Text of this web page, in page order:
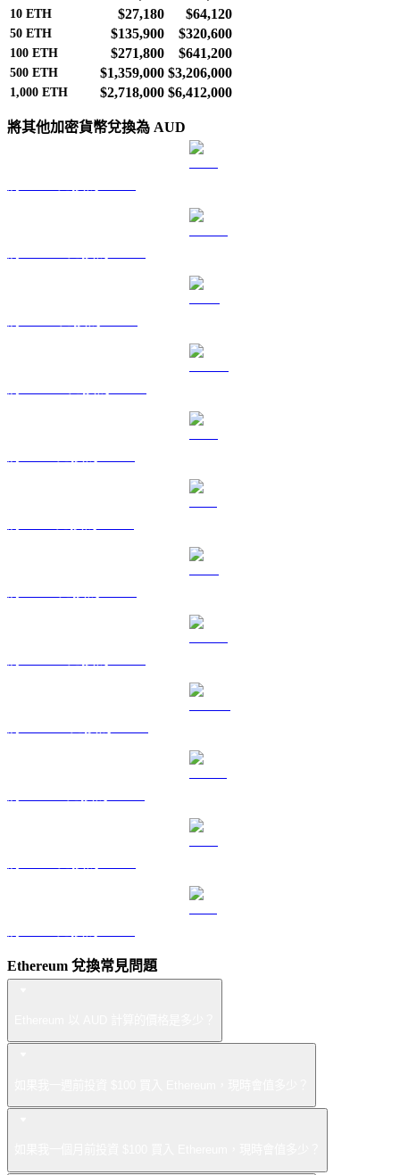
10 ETH $27,180 $64,120
50 ETH $135,900 $320,600
100 ETH $271,800 $641,200
500 ETH $1,359,000 $3,206,000
1,000 ETH $2,718,000 $6,412,000
將其他加密貨幣兌換為 AUD
Ethereum 兌換常見問題